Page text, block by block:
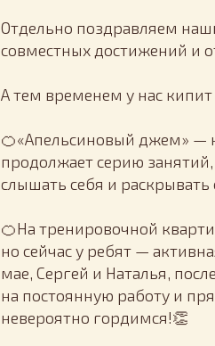
Отдельно поздравляем
совместных достижений и
А тем временем у нас кипит
🍊«Апельсиновый джем» —
продолжает серию
слышать себя и раскрывать
🍊На тренировочной
но сейчас у ребят —
мае, Сергей и Наталья,
на постоянную работу и
невероятно гордимся!👏